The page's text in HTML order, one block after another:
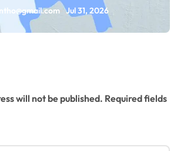
Jul 31, 2026
will not be published. Required fields